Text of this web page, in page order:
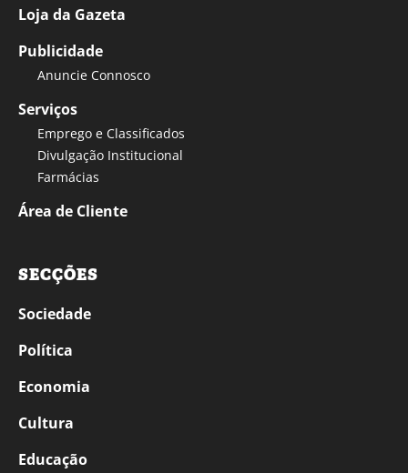
Loja da Gazeta
Publicidade
Anuncie Connosco
Serviços
Emprego e Classificados
Divulgação Institucional
Farmácias
Área de Cliente
SECÇÕES
Sociedade
Política
Economia
Cultura
Educação